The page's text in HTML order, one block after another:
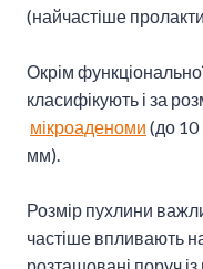
(найчастіше
Окрім
класифікують і за
мікроаденоми (до 10
мм).
Розмір пухлини
частіше впливають